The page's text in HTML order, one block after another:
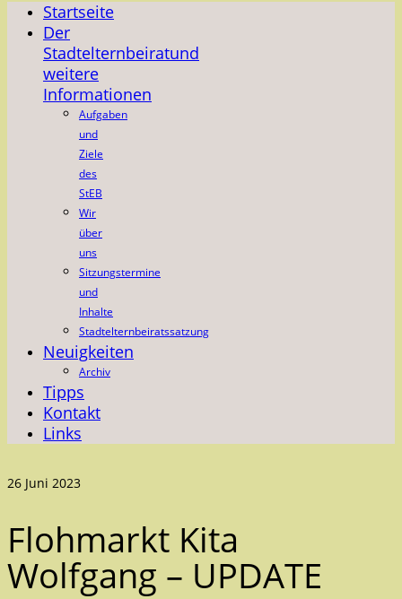
Startseite
Der
Stadtelternbeiratund
weitere
Informationen
Aufgaben
und
Ziele
des
StEB
Wir
über
uns
Sitzungstermine
und
Inhalte
Stadtelternbeiratssatzung
Neuigkeiten
Archiv
Tipps
Kontakt
Links
26 Juni 2023
Flohmarkt Kita
Wolfgang – UPDATE